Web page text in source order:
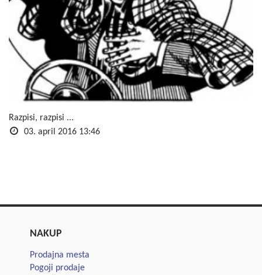
Razpisi, razpisi ...
03. april 2016 13:46
NAKUP
Prodajna mesta
Pogoji prodaje